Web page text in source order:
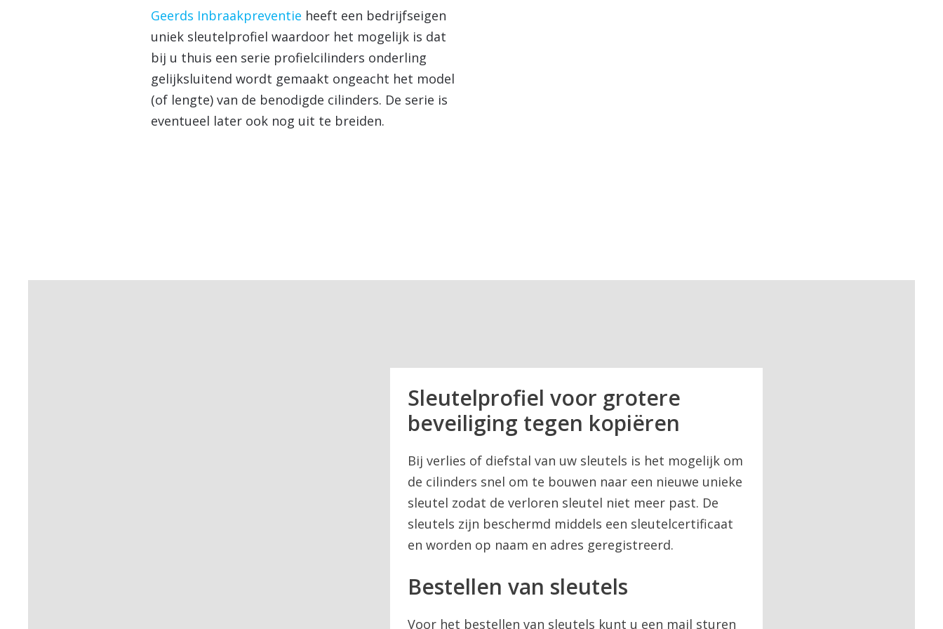
Geerds Inbraakpreventie heeft een bedrijfseigen
uniek sleutelprofiel waardoor het mogelijk is dat
bij u thuis een serie profielcilinders onderling
gelijksluitend wordt gemaakt ongeacht het model
(of lengte) van de benodigde cilinders. De serie is
eventueel later ook nog uit te breiden.
Sleutelprofiel voor grotere
beveiliging tegen kopiëren
Bij verlies of diefstal van uw sleutels is het mogelijk om
de cilinders snel om te bouwen naar een nieuwe unieke
sleutel zodat de verloren sleutel niet meer past. De
sleutels zijn beschermd middels een sleutelcertificaat
en worden op naam en adres geregistreerd.
Bestellen van sleutels
Voor het bestellen van sleutels kunt u een mail sturen